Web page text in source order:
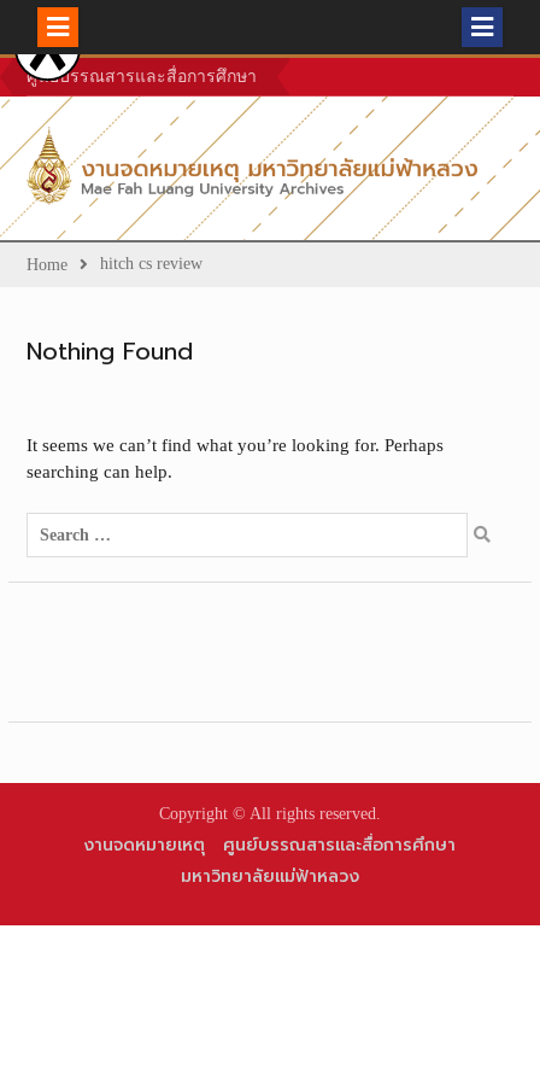
Skip
to
content
ศูนย์บรรณสารและสื่อการศึกษา
Home hitch cs review
Nothing Found
It seems we can’t find what you’re looking for. Perhaps
searching can help.
Search
for:
Copyright © All rights reserved.
งานจดหมายเหตุ
ศูนย์บรรณสารและสื่อการศึกษา
มหาวิทยาลัยแม่ฟ้าหลวง